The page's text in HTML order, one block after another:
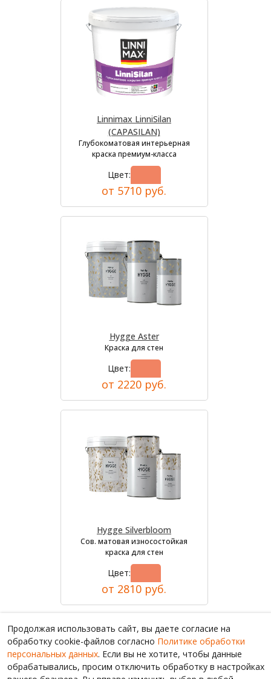
Linnimax LinniSilan
(CAPASILAN)
Глубокоматовая интерьерная
краска премиум-класса
Цвет:
от 5710 руб.
Hygge Aster
Краска для стен
Цвет:
от 2220 руб.
Hygge Silverbloom
Сов. матовая износостойкая
краска для стен
Цвет:
от 2810 руб.
Продолжая использовать сайт, вы даете согласие на
обработку cookie-файлов согласно Политике обработки
персональных данных. Если вы не хотите, чтобы данные
обрабатывались, просим отключить обработку в настройках